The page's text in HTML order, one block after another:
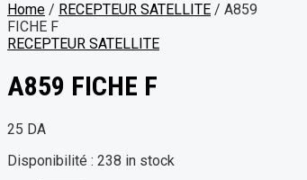
Home / RECEPTEUR SATELLITE / A859
FICHE F
RECEPTEUR SATELLITE
A859 FICHE F
25 DA
Disponibilité : 238 in stock